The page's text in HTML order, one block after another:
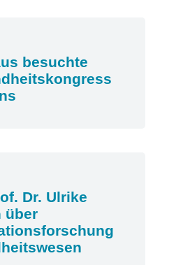
besuchte
Dr. Ulrike
über